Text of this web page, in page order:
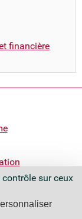
sur ceux
financière